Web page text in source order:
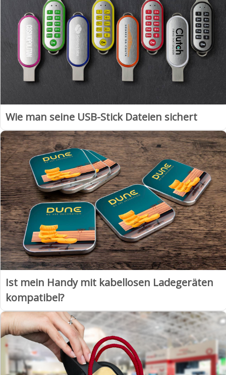
Wie man seine USB-Stick Dateien sichert
Ist mein Handy mit kabellosen Ladegeräten
kompatibel?